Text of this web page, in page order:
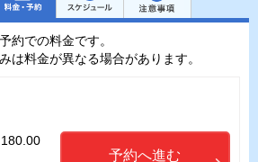
約での料金です。
は料金が異なる場合があります。
予約へ進む